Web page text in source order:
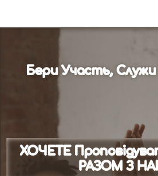
Бери Участь,
ХОЧЕТЕ
РАЗОМ З